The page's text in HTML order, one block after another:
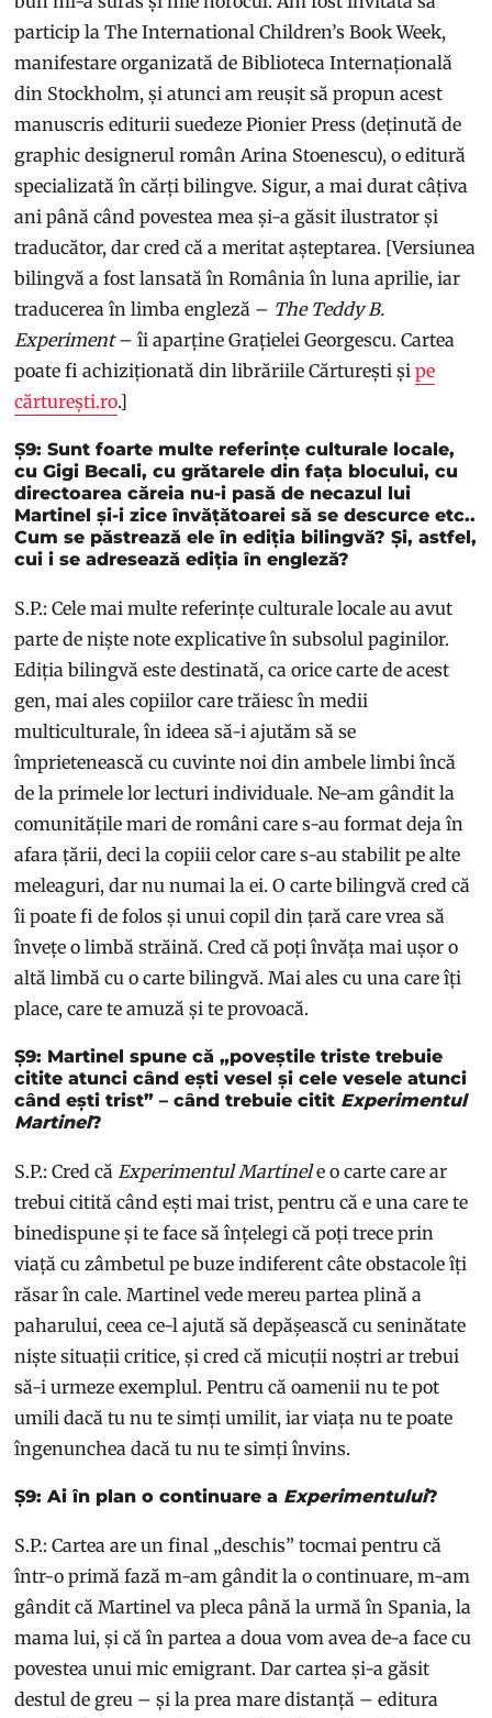
particip la The International Children’s Book Week,
manifestare organizată de Biblioteca Internațională
din Stockholm, și atunci am reușit să propun acest
manuscris editurii suedeze Pionier Press (deținută de
graphic designerul român Arina Stoenescu), o editură
specializată în cărți bilingve. Sigur, a mai durat câțiva
ani până când povestea mea și-a găsit ilustrator și
traducător, dar cred că a meritat așteptarea. [Versiunea
bilingvă a fost lansată în România în luna aprilie, iar
traducerea în limba engleză – The Teddy B.
Experiment– îi aparține Grațielei Georgescu. Cartea
poate fi achiziționată din librăriile Cărturești șipe
cărturești.ro.]
Ș9: Sunt foarte multe referințe culturale locale,
cu Gigi Becali, cu grătarele din fața blocului, cu
directoarea căreia nu-i pasă de necazul lui
Martinel și-i zice învățătoarei să se descurce etc..
Cum se păstrează ele în ediția bilingvă? Și, astfel,
cui i se adresează ediția în engleză?
S.P.: Cele mai multe referințe culturale locale au avut
parte de niște note explicative în subsolul paginilor.
Ediția bilingvă este destinată, ca orice carte de acest
gen, mai ales copiilor care trăiesc în medii
multiculturale, în ideea să-i ajutăm să se
împrietenească cu cuvinte noi din ambele limbi încă
de la primele lor lecturi individuale. Ne-am gândit la
comunitățile mari de români care s-au format deja în
afara țării, deci la copiii celor care s-au stabilit pe alte
meleaguri, dar nu numai la ei. O carte bilingvă cred că
îi poate fi de folos și unui copil din țară care vrea să
învețe o limbă străină. Cred că poți învăța mai ușor o
altă limbă cu o carte bilingvă. Mai ales cu una care îți
place, care te amuză și te provoacă.
Ș9: Martinel spune că „poveștile triste trebuie
citite atunci când ești vesel și cele vesele atunci
când ești trist” – când trebuie citit Experimentul
Martinel?
S.P.: Cred căExperimentul Martinele o carte care ar
trebui citită când ești mai trist, pentru că e una care te
binedispune și te face să înțelegi că poți trece prin
viață cu zâmbetul pe buze indiferent câte obstacole îți
răsar în cale. Martinel vede mereu partea plină a
paharului, ceea ce-l ajută să depășească cu seninătate
niște situații critice, și cred că micuții noștri ar trebui
să-i urmeze exemplul. Pentru că oamenii nu te pot
umili dacă tu nu te simți umilit, iar viața nu te poate
îngenunchea dacă tu nu te simți învins.
Ș9: Ai în plan o continuare a Experimentului?
S.P.: Cartea are un final „deschis” tocmai pentru că
într-o primă fază m-am gândit la o continuare, m-am
gândit că Martinel va pleca până la urmă în Spania, la
mama lui, și că în partea a doua vom avea de-a face cu
povestea unui mic emigrant. Dar cartea și-a găsit
destul de greu – și la prea mare distanță – editura